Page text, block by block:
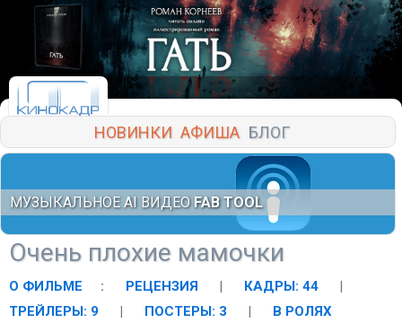
НОВИНКИ АФИША БЛОГ
МУЗЫКАЛЬНОЕ AI ВИДЕО FAB TOOL
Очень плохие мамочки
О ФИЛЬМЕ : РЕЦЕНЗИЯ | КАДРЫ: 44
|
ТРЕЙЛЕРЫ: 9
| ПОСТЕРЫ: 3 | В РОЛЯХ